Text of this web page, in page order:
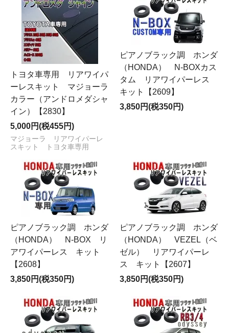
トヨタ車専用 リアワイパ
ーレスキット マジョーラ
カラー（アンドロメダシャ
イン）【2830】
5,000円(税455円)
マジョーラ リアワイパーレ
スキット トヨタ車専用
ピアノブラック調 ホンダ
（HONDA） N-BOXカス
タム リアワイパーレス
キット【2609】
3,850円(税350円)
ピアノブラック調 ホンダ
（HONDA） N-BOX リ
アワイパーレス キット
【2608】
3,850円(税350円)
ピアノブラック調 ホンダ
（HONDA） VEZEL（ベ
ゼル） リアワイパーレ
ス キット【2607】
3,850円(税350円)